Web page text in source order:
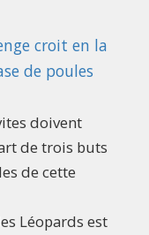
croit en la
de poules
doivent
de trois buts
de cette
Léopards est